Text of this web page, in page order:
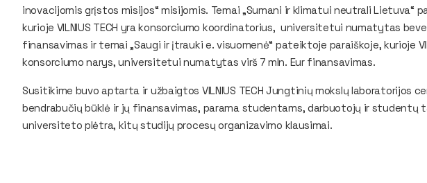
inovacijomis grįstos misijos“ misijomis. Temai „Sumani ir klimatui neutrali Lietuva“
kurioje VILNIUS TECH yra konsorciumo koordinatorius, universitetui numatytas
finansavimas ir temai „Saugi ir įtrauki e. visuomenė“ pateiktoje paraiškoje, kurioje
konsorciumo narys, universitetui numatytas virš 7 mln. Eur finansavimas.
Susitikime buvo aptarta ir užbaigtos VILNIUS TECH Jungtinių mokslų laboratorijos
bendrabučių būklė ir jų finansavimas, parama studentams, darbuotojų ir studentų
universiteto plėtra, kitų studijų procesų organizavimo klausimai.